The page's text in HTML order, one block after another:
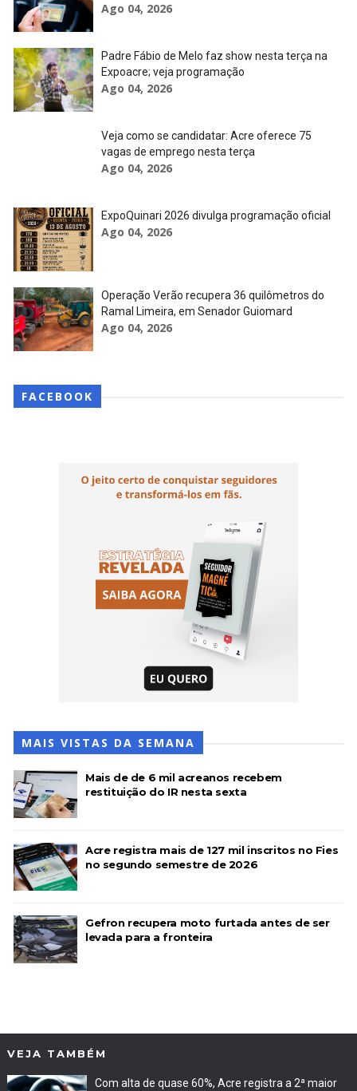
Ago 04, 2026
Padre Fábio de Melo faz show nesta terça na
Expoacre; veja programação
Ago 04, 2026
Veja como se candidatar: Acre oferece 75
vagas de emprego nesta terça
Ago 04, 2026
ExpoQuinari 2026 divulga programação oficial
Ago 04, 2026
Operação Verão recupera 36 quilômetros do
Ramal Limeira, em Senador Guiomard
Ago 04, 2026
FACEBOOK
MAIS VISTAS DA SEMANA
Mais de de 6 mil acreanos recebem
restituição do IR nesta sexta
Acre registra mais de 127 mil inscritos no Fies
no segundo semestre de 2026
Gefron recupera moto furtada antes de ser
levada para a fronteira
VEJA TAMBÉM
Com alta de quase 60%, Acre registra a 2ª maior